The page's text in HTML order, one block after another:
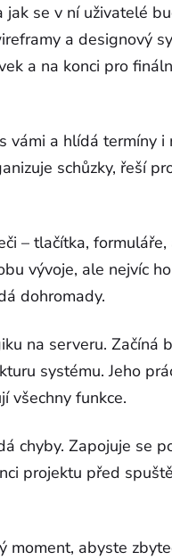
se v ní uživatelé
a designový
a na konci pro
vámi a hlídá termíny i
schůzky, řeší
– tlačítka, formuláře,
vývoje, ale nejvíc
dohromady.
na serveru. Začíná
systému. Jeho
všechny funkce.
chyby. Zapojuje se
projektu před
moment, abyste